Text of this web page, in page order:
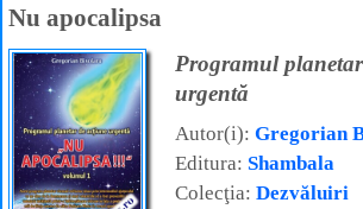
Nu apocalipsa
Programul
urgentă
Autor(i): Gregorian
Editura: Shambala
Colecţia: Dezvăluiri